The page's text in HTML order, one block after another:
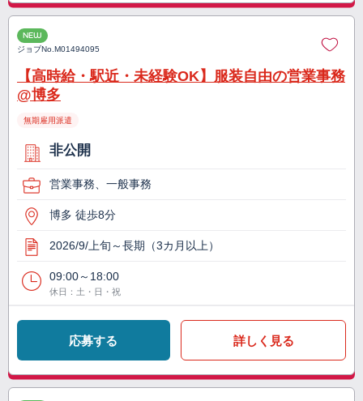
NEW
ジョブNo.M01494095
【高時給・駅近・未経験OK】服装自由の営業事務
@博多
無期雇用派遣
非公開
営業事務、一般事務
博多 徒歩8分
2026/9/上旬～長期（3カ月以上）
09:00～18:00
休日：土・日・祝
応募する 詳しく見る